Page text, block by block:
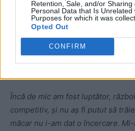
Retention, Sale, and/or Sharing
Personal Data that Is Unrelated
Purposes for which it was
Opted Out
CONFIRM
Deşi simţeam că nu mai pot, că
şi pur şi simplu nu-mi va ieşi, îmi
propriul potenţial. Unul dintre
Încă de mic am fost luptător,
competitiv, şi nu aş fi putut să
măcar nu i-am dat o încercare.